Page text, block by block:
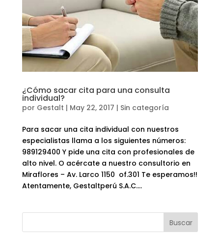
¿Cómo sacar cita para una consulta
individual?
por Gestalt | May 22, 2017 | Sin categoría
Para sacar una cita individual con nuestros
especialistas llama a los siguientes números:
989129400 Y pide una cita con profesionales de
alto nivel. O acércate a nuestro consultorio en
Miraflores – Av. Larco 1150 of.301 Te esperamos!!
Atentamente, Gestaltperú S.A.C....